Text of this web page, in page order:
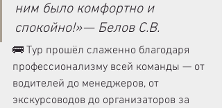
ним было комфортно и
спокойно!»— Белов С.В.
🚌 Тур прошёл слаженно благодаря
профессионализму всей команды — от
водителей до менеджеров, от
экскурсоводов до организаторов за